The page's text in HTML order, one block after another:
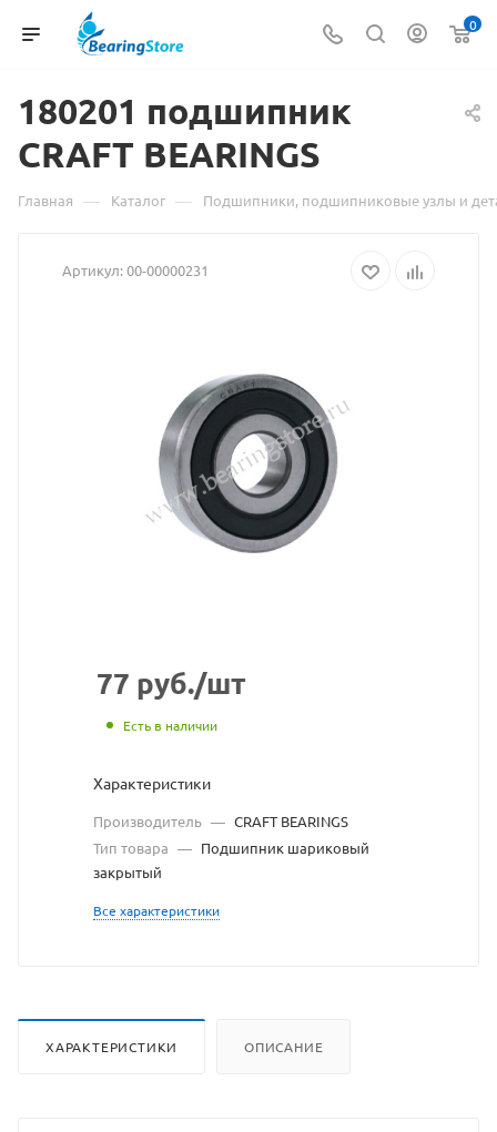
0
180201 подшипник
товаре
CRAFT BEARINGS
Главная — Каталог — Подшипники, подшипниковые узлы и
Артикул:00-00000231
77 руб./шт
Есть в наличии
Характеристики
Производитель — CRAFT BEARINGS
Тип товара — Подшипник шариковый
закрытый
Все характеристики
ХАРАКТЕРИСТИКИ ОПИСАНИЕ